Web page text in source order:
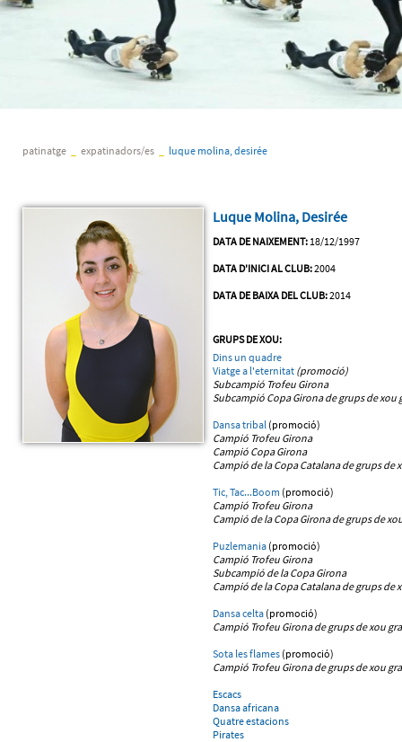
patinatge expatinadors/es luque molina, desirée
Luque Molina, Desirée
DATA DE NAIXEMENT: 18/12/1997
DATA D'INICI AL CLUB:2004
DATA DE BAIXA DEL CLUB:2014
GRUPS DE XOU:
Dins un quadre
Viatge a l'eternitat(promoció)
Subcampió Trofeu Girona
Subcampió Copa Girona de grups de xou
Dansa tribal(promoció)
Campió Trofeu Girona
Campió Copa Girona
Campió de la Copa Catalana de grups de
Tic, Tac...Boom (promoció)
Campió Trofeu Girona
Campió de la Copa Girona de grups de
Puzlemania(promoció)
Campió Trofeu Girona
Subcampió de la Copa Girona
Campió de la Copa Catalana de grups de
Dansa celta(promoció)
Campió Trofeu Gironade grups de xou
Sota les flames(promoció)
Campió Trofeu Gironade grups de xou
Escacs
Dansa africana
Quatre estacions
Pirates